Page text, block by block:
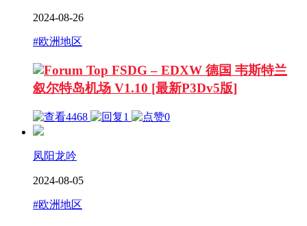
2024-08-26
#欧洲地区
FSDG – EDXW 德国 韦斯特兰
叙尔特岛机场 V1.10 [最新P3Dv5版]
4468 1 0
凤阳龙吟
2024-08-05
#欧洲地区